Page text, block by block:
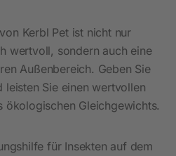
Kerbl Pet ist nicht nur
wertvoll, sondern auch eine
Außenbereich. Geben Sie
leisten Sie einen wertvollen
ökologischen Gleichgewichts.
für Insekten auf dem